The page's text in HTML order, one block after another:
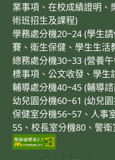
業事項、在校成績證明、
術班招生及課程)
學務處分機20~24 (學生
賽、衛生保健、學生生活
總務處分機30~33 (營養
標事項、公文收發、學生
輔導處分機40~45 (輔導
幼兒園分機60~61 (幼兒
保健室分機56~57、人事
55、校長室分機80、警